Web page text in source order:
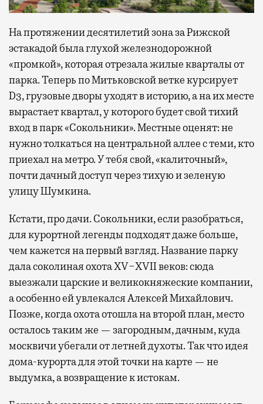
На протяжении десятилетий зона за Рижской
эстакадой была глухой железнодорожной
«промкой», которая отрезала жилые кварталы от
парка. Теперь по Митьковской ветке курсирует
D3, грузовые дворы уходят в историю, а на их месте
вырастает квартал, у которого будет свой тихий
вход в парк «Сокольники». Местные оценят: не
нужно толкаться на центральной аллее с теми, кто
приехал на метро. У тебя свой, «калиточный»,
почти дачный доступ через тихую и зеленую
улицу Шумкина.
Кстати, про дачи. Сокольники, если разобраться,
для курортной легенды подходят даже больше,
чем кажется на первый взгляд. Название парку
дала соколиная охота XV−XVII веков: сюда
выезжали царские и великокняжеские компании,
а особенно ей увлекался Алексей Михайлович.
Позже, когда охота отошла на второй план, место
осталось таким же — загородным, дачным, куда
москвичи убегали от летней духоты. Так что идея
дома-курорта для этой точки на карте — не
выдумка, а возвращение к истокам.